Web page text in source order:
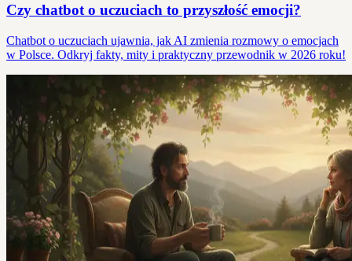
Czy chatbot o uczuciach to przyszłość emocji?
Chatbot o uczuciach ujawnia, jak AI zmienia rozmowy o emocjach
w Polsce. Odkryj fakty, mity i praktyczny przewodnik w 2026 roku!